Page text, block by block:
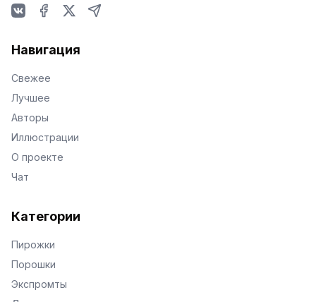
Навигация
Свежее
Лучшее
Авторы
Иллюстрации
О проекте
Чат
Категории
Пирожки
Порошки
Экспромты